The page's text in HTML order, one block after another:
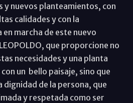
y nuevos planteamientos, con
calidades y con la
marcha de este nuevo
que proporcione no
necesidades y una planta
un bello paisaje, sino que
dignidad de la persona, que
y respetada como ser